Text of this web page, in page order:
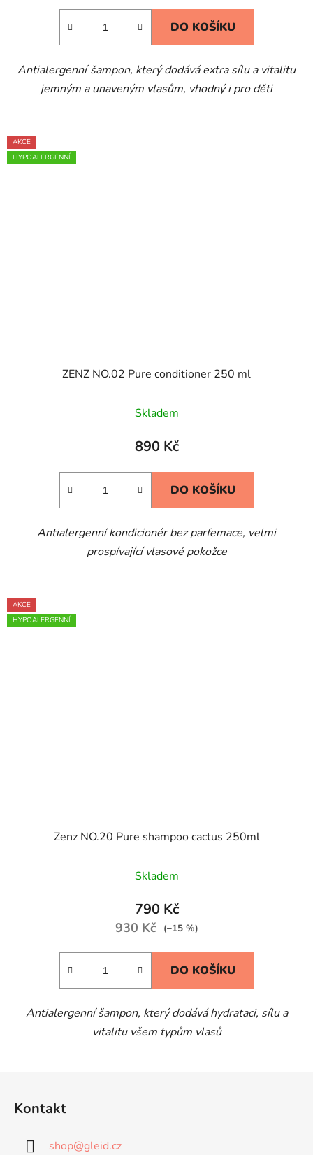
DO KOŠÍKU
Antialergenní šampon, který dodává extra sílu a vitalitu
jemným a unaveným vlasům, vhodný i pro děti
AKCE
HYPOALERGENNÍ
ZENZ NO.02 Pure conditioner 250 ml
hodnocení
produktu
5,0
hvězdiček.
Skladem
890 Kč
DO KOŠÍKU
Antialergenní kondicionér bez parfemace, velmi
prospívající vlasové pokožce
AKCE
HYPOALERGENNÍ
Zenz NO.20 Pure shampoo cactus 250ml
Skladem
790 Kč
930 Kč (–15 %)
DO KOŠÍKU
Antialergenní šampon, který dodává hydrataci, sílu a
vitalitu všem typům vlasů
Kontakt
shop@gleid.cz